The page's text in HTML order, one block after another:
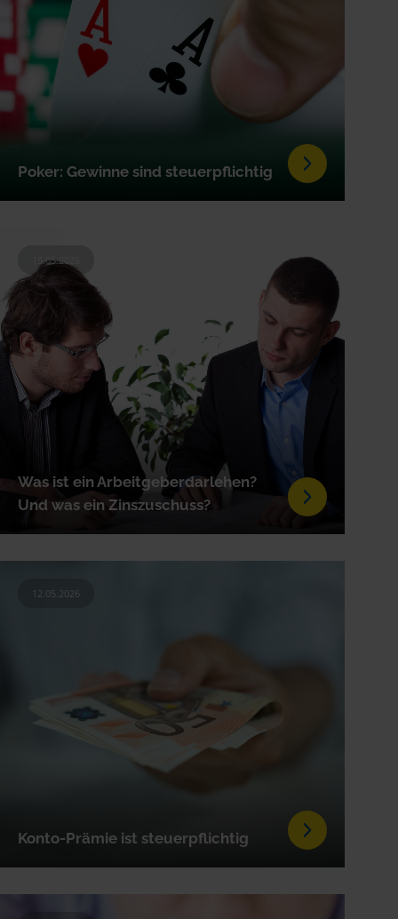
Poker: Gewinne sind steuerpflichtig
Was ist ein Arbeitgeberdarlehen?
Und was ein Zinszuschuss?
15.05.2026
Konto-Prämie ist steuerpflichtig
12.05.2026